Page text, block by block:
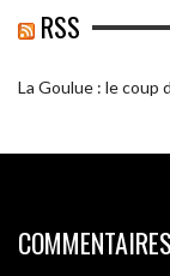
RSS
La Goulue : le coup
COMMENTAIRES